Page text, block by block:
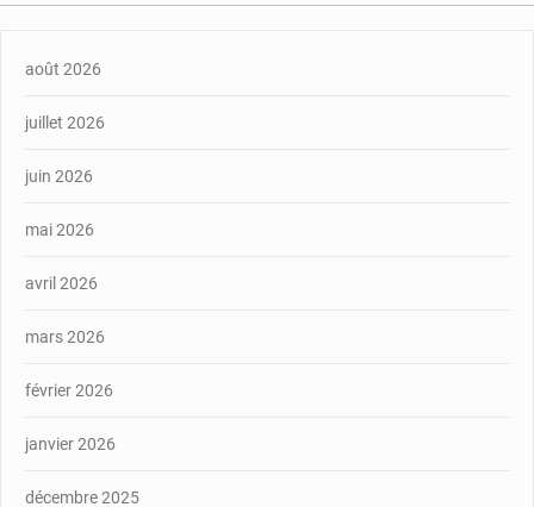
août 2026
juillet 2026
juin 2026
mai 2026
avril 2026
mars 2026
février 2026
janvier 2026
décembre 2025